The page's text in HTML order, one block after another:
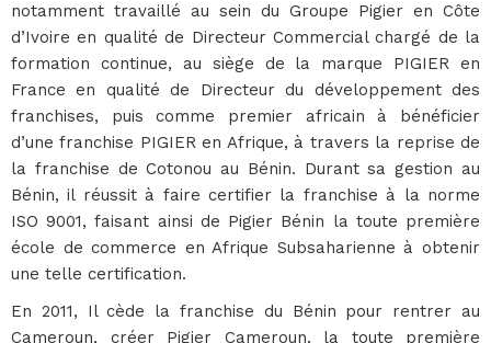
notamment travaillé au sein du Groupe Pigier en Côte
d’Ivoire en qualité de Directeur Commercial chargé de la
formation continue, au siège de la marque PIGIER en
France en qualité de Directeur du développement des
franchises, puis comme premier africain à bénéficier
d’une franchise PIGIER en Afrique, à travers la reprise de
la franchise de Cotonou au Bénin. Durant sa gestion au
Bénin, il réussit à faire certifier la franchise à la norme
ISO 9001, faisant ainsi de Pigier Bénin la toute première
école de commerce en Afrique Subsaharienne à obtenir
une telle certification.
En 2011, Il cède la franchise du Bénin pour rentrer au
Cameroun, créer Pigier Cameroun, la toute première